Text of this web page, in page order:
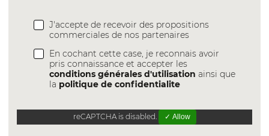
J'accepte de recevoir des propositions
commerciales de nos partenaires
En cochant cette case, je reconnais avoir
pris connaissance et accepter les
conditions générales d'utilisation ainsi que
la politique de confidentialite
reCAPTCHA is disabled. ✓ Allow